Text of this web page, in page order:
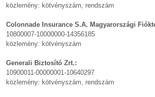
közlemény: kötvényszám, rendszám
Colonnade Insurance S.A. Magyarországi
10800007-10000000-14356185
közlemény: kötvényszám
Generali Biztosító Zrt.:
10900011-00000001-10640297
közlemény: kötvényszám, rendszám